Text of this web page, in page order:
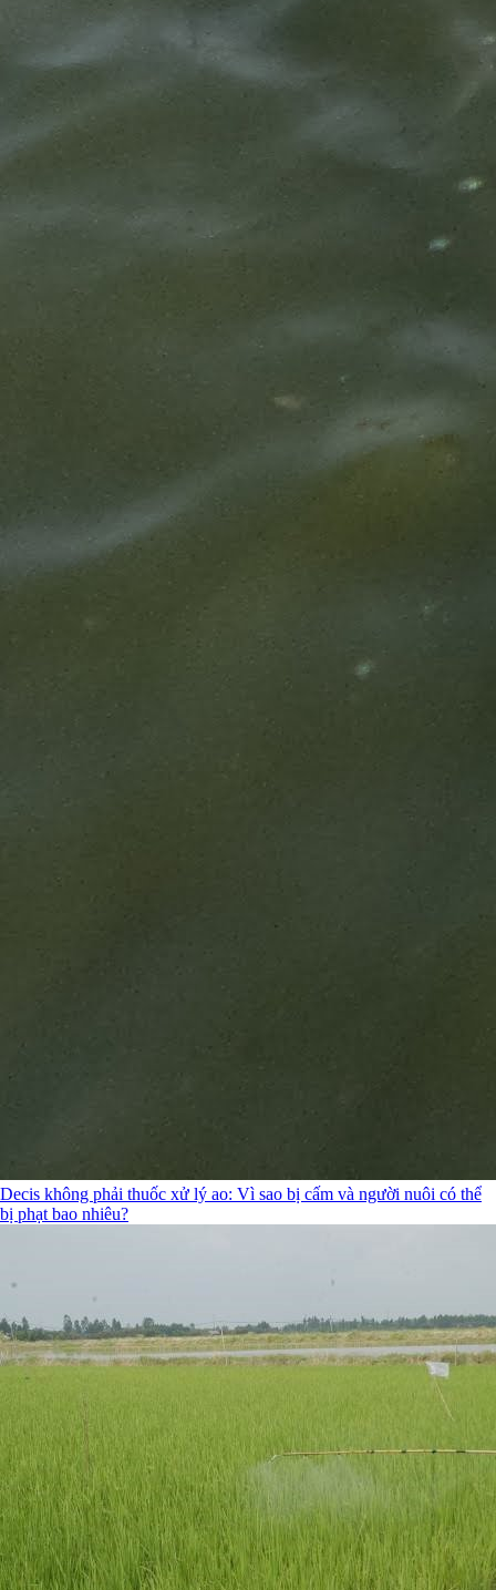
Decis không phải thuốc xử lý ao: Vì sao bị cấm và người nuôi có thể
bị phạt bao nhiêu?